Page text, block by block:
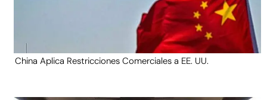
China Aplica Restricciones Comerciales a EE. UU.